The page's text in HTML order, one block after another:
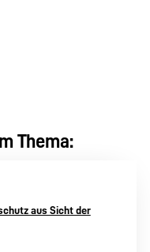
Thema:
aus Sicht der